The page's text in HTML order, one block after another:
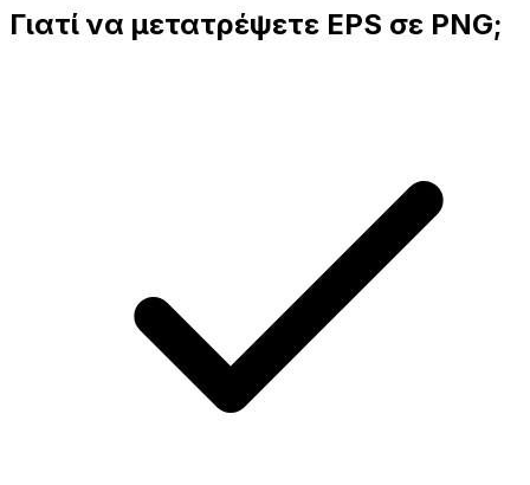
Γιατί να μετατρέψετε EPS σε PNG;